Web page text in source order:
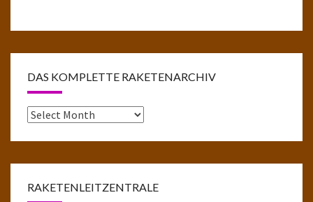
DAS KOMPLETTE RAKETENARCHIV
Das
RAKETENLEITZENTRALE